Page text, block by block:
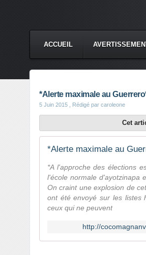
ACCUEIL
*Alerte maximale au
5 Juin 2015 , Rédigé par caroleone
Cet
*Alerte maximale au
*A l'approche des élections
l'école normale d'ayotzinapa
On craint une explosion de
ont été envoyé sur les listes
ceux qui ne peuvent
http://